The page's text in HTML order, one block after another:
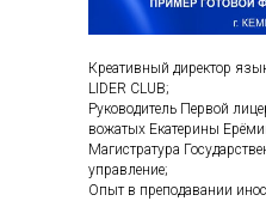
Креативный директор
LIDER CLUB;
Руководитель Первой
вожатых Екатерины
Магистратура
управление;
Опыт в преподавании